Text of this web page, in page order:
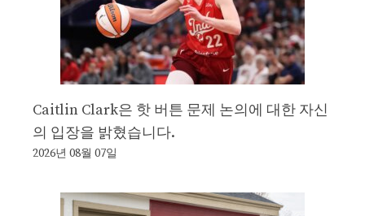
Caitlin Clark은 핫 버튼 문제 논의에 대한 자신
의 입장을 밝혔습니다.
2026년 08월 07일